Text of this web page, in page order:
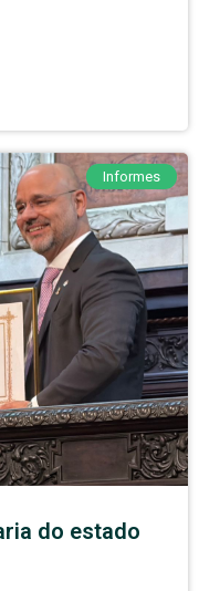
Informes
do estado